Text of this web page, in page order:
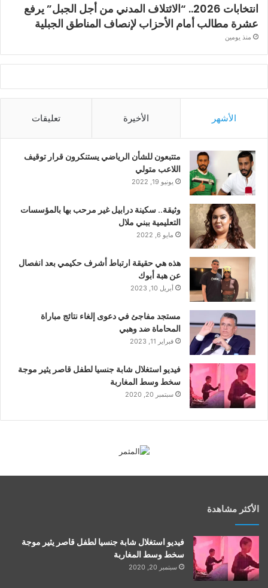
انتخابات 2026.. “الائتلاف المدني من أجل الجبل” يرفع
عشرة مطالب أمام الأحزاب لإنصاف المناطق الجبلية
منذ يومين
الأشهر الأخيرة تعليقات
متتبعون للشأن الرياضي يستنكرون قرار توقيف
اللاعب متولي
يونيو 19, 2022
وثيقة.. سكينة درابيل غير مرحب بها بالمؤسسات
التعليمية ببني ملال
مايو 6, 2022
هذه هي حقيقة ارتباط أشرف حكيمي بعد انفصال
عن هبة أبوك
أبريل 10, 2023
مستجد مفاجئ في دعوى إلغاء نتائج مباراة
المحاماة ضد وهبي
فبراير 11, 2023
فيديو استغلال شابة جنسيا لطفل قاصر يثير موجة
سخط وسط المغاربة
سبتمبر 20, 2020
الأكثر مشاهدة
فيديو استغلال شابة جنسيا لطفل قاصر يثير موجة
سخط وسط المغاربة
سبتمبر 20, 2020